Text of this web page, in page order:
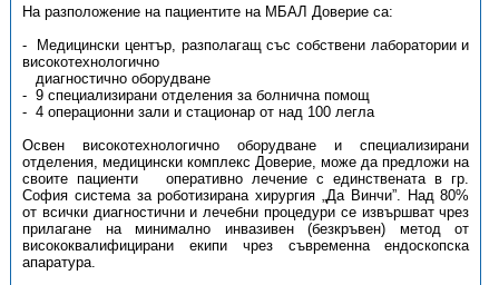
На разположение на пациентите на МБАЛ Доверие са:
- Медицински център, разполагащ със собствени лаборатории и
високотехнологично
диагностично оборудване
- 9 специализирани отделения за болнична помощ
- 4 операционни зали и стационар от над 100 легла
Освен високотехнологично оборудване и специализирани
отделения, медицински комплекс Доверие, може да предложи на
своите пациенти оперативно лечение с единствената в гр.
София система за роботизирана хирургия „Да Винчи”. Над 80%
от всички диагностични и лечебни процедури се извършват чрез
прилагане на минимално инвазивен (безкръвен) метод от
висококвалифицирани екипи чрез съвременна ендоскопска
апаратура.